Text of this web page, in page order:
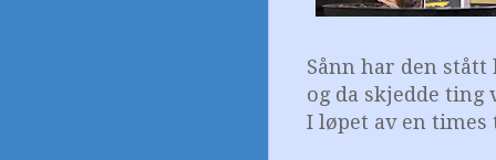
Sånn har den
og da skjedde ting
I løpet av en times